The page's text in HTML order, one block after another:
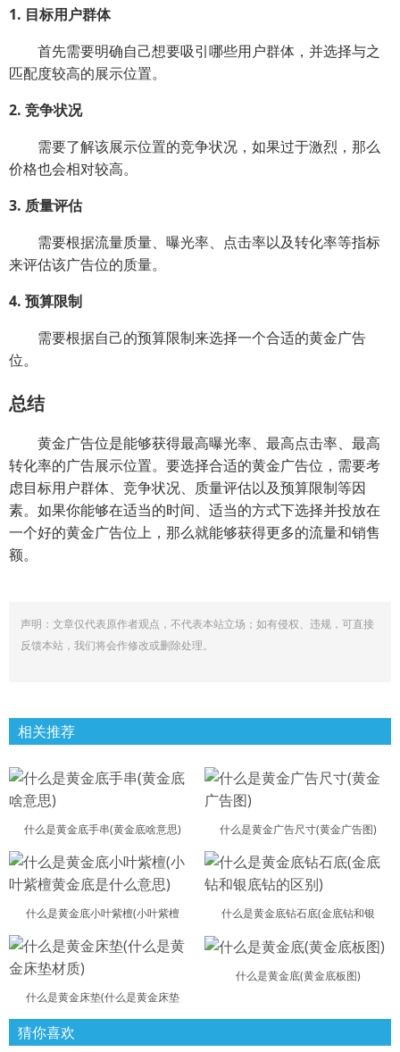
1. 目标用户群体
首先需要明确自己想要吸引哪些用户群体，并选择与之
匹配度较高的展示位置。
2. 竞争状况
需要了解该展示位置的竞争状况，如果过于激烈，那么
价格也会相对较高。
3. 质量评估
需要根据流量质量、曝光率、点击率以及转化率等指标
来评估该广告位的质量。
4. 预算限制
需要根据自己的预算限制来选择一个合适的黄金广告
位。
总结
黄金广告位是能够获得最高曝光率、最高点击率、最高
转化率的广告展示位置。要选择合适的黄金广告位，需要考
虑目标用户群体、竞争状况、质量评估以及预算限制等因
素。如果你能够在适当的时间、适当的方式下选择并投放在
一个好的黄金广告位上，那么就能够获得更多的流量和销售
额。
声明：文章仅代表原作者观点，不代表本站立场；如有侵权、违规，可直接
反馈本站，我们将会作修改或删除处理。
相关推荐
什么是黄金底手串(黄金底啥意思) 什么是黄金广告尺寸(黄金广告图)
什么是黄金底小叶紫檀(小叶紫檀 什么是黄金底钻石底(金底钻和银
什么是黄金床垫(什么是黄金床垫
什么是黄金底(黄金底板图)
猜你喜欢